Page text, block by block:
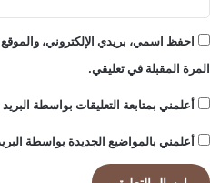
احفظ اسمي، بريدي الإلكتروني،
المرة المقبلة في تعليقي.
أعلمني بمتابعة التعليقات بواسطة البريد
أعلمني بالمواضيع الجديدة بواسطة